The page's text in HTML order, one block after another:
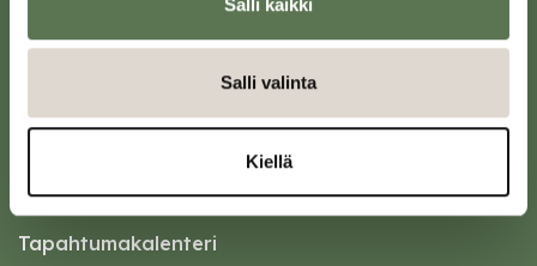
Salli valinta
Kiellä
Kotiin meille Saarijärvelle
Tapahtumakalenteri